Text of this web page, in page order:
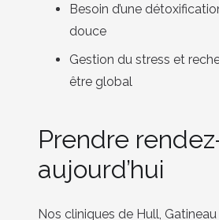
Besoin d’une
douce
Gestion du stress et
être global
Prendre
aujourd’hui
Nos cliniques de Hull,